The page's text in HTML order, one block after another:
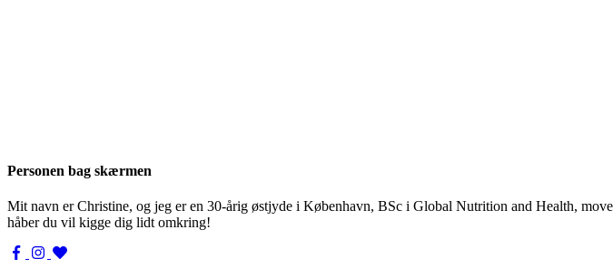
Personen bag skærmen
Mit navn er Christine, og jeg er en 30-årig østjyde i København, BSc i Global Nutrition and Health,
håber du vil kigge dig lidt omkring!